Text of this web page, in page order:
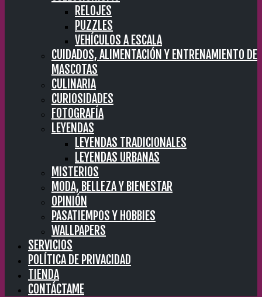
RELOJES
PUZZLES
VEHÍCULOS A ESCALA
CUIDADOS, ALIMENTACIÓN Y ENTRENAMIENTO DE
MASCOTAS
CULINARIA
CURIOSIDADES
FOTOGRAFÍA
LEYENDAS
LEYENDAS TRADICIONALES
LEYENDAS URBANAS
MISTERIOS
MODA, BELLEZA Y BIENESTAR
OPINIÓN
PASATIEMPOS Y HOBBIES
WALLPAPERS
SERVICIOS
POLÍTICA DE PRIVACIDAD
TIENDA
CONTÁCTAME